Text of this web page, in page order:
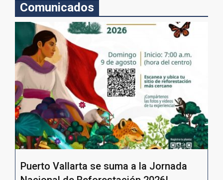
Comunicados
Puerto Vallarta se suma a la Jornada